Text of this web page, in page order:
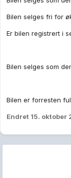
Bilen selges fri for
Er bilen registrert i
Bilen selges som
Bilen er forresten
Endret 15. oktober